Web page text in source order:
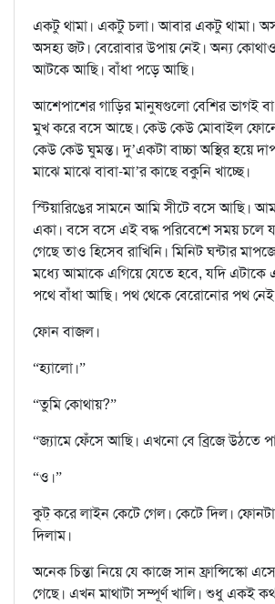
একটু থামা। একটু চলা। আবার একটু থামা।
অসহ‍্য জট। বেরোবার উপায় নেই। অন‍্য
আটকে আছি। বাঁধা পড়ে আছি।
আশেপাশের গাড়ির মানুষগুলো বেশির ভাগই
মুখ করে বসে আছে। কেউ কেউ মোবাইল
কেউ কেউ ঘুমন্ত। দু’একটা বাচ্চা অস্থির হয়ে
মাঝে মাঝে বাবা-মা’র কাছে বকুনি খাচ্ছে।
স্টিয়ারিঙের সামনে আমি সীটে বসে আছি।
একা। বসে বসে এই বদ্ধ পরিবেশে সময় চলে
গেছে তাও হিসেব রাখিনি। মিনিট ঘন্টার
মধ‍্যে আমাকে এগিয়ে যেতে হবে, যদি এটাকে
পথে বাঁধা আছি। পথ থেকে বেরোনোর পথ
ফোন বাজল।
“হ‍্যালো।”
“তুমি কোথায়?”
“জ‍্যামে ফেঁসে আছি। এখনো বে ব্রিজে উঠতে
“ও।”
কুট্ করে লাইন কেটে গেল। কেটে দিল।
দিলাম।
অনেক চিন্তা নিয়ে যে কাজে সান ফ্রান্সিস্কো
গেছে। এখন মাথাটা সম্পূর্ণ খালি। শুধু একই